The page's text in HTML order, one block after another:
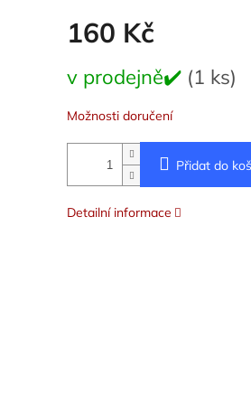
160 Kč
cena:
v prodejně✔️ (1 ks)
Možnosti doručení
Přidat do
Detailní informace